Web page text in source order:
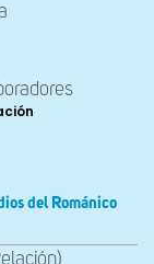
del Románico